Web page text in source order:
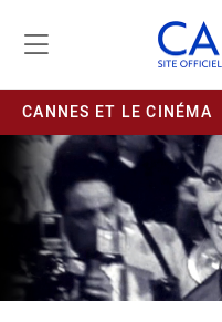
CANNES ET LE CINÉMA